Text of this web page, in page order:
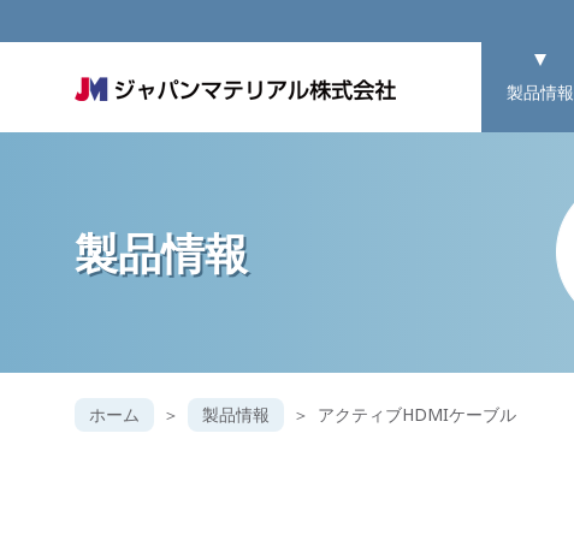
製品情報
製品情報
ホーム 製品情報 アクティブHDMIケーブル